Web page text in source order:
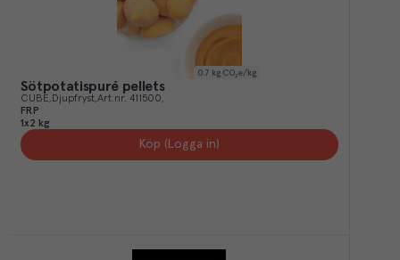
0.7 kg CO₂e/kg
Sötpotatispuré pellets
CUBE Djupfryst Art.nr. 411500
FRP
1x2 kg
Köp (Logga in)